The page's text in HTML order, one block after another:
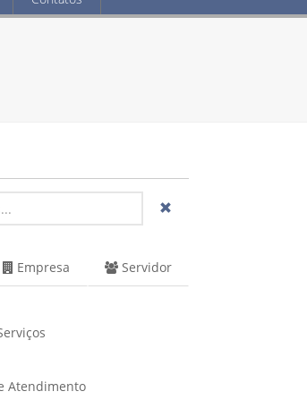
Empresa Servidor
Atendimento